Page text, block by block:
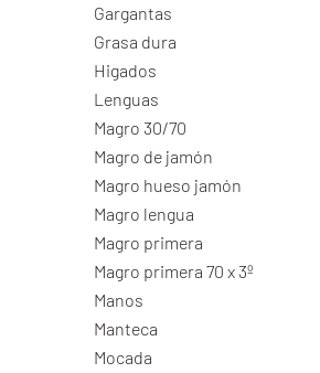
Gargantas
Grasa dura
Higados
Lenguas
Magro 30/70
Magro de jamón
Magro hueso jamón
Magro lengua
Magro primera
Magro primera 70 x 3º
Manos
Manteca
Mocada